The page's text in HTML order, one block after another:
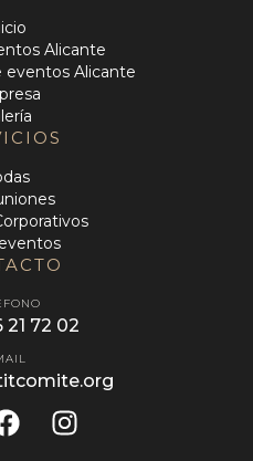
Alicante
eventos Alicante
21 72 02